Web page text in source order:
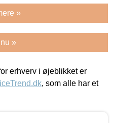
»
»
erhverv i øjeblikket er
, som alle har et